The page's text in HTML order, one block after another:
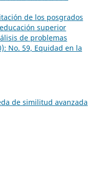
de los posgrados
superior
de problemas
No. 59, Equidad en la
de similitud avanzada